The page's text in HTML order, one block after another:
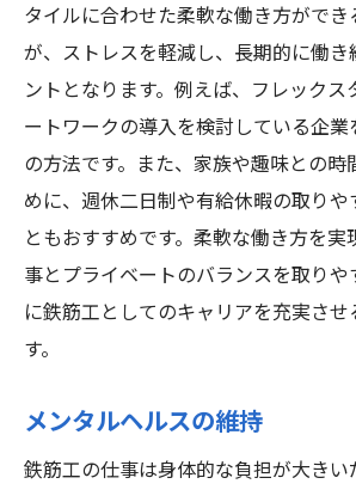
タイルに合わせた柔軟な働き方ができ
が、ストレスを軽減し、長期的に働
ントとなります。例えば、フレック
ートワークの導入を検討している企
の方法です。また、家族や趣味との時
めに、週休二日制や有給休暇の取り
ともおすすめです。柔軟な働き方を
事とプライベートのバランスを取り
に鉄筋工としてのキャリアを充実さ
す。
メンタルヘルスの維持
鉄筋工の仕事は身体的な負担が大き